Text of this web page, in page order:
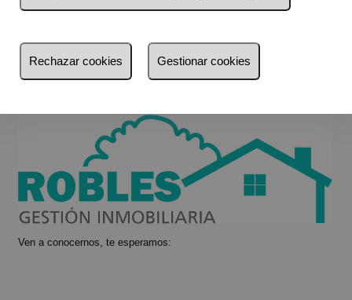
ROBLES Gestión Inmobiliaria
29004 Málaga
Teléfono:615 300 545
Ven a conocernos, te esperamos:
Rechazar cookies Gestionar cookies